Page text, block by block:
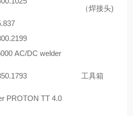
（焊接头)
AC/DC welder
工具箱
PROTON TT 4.0